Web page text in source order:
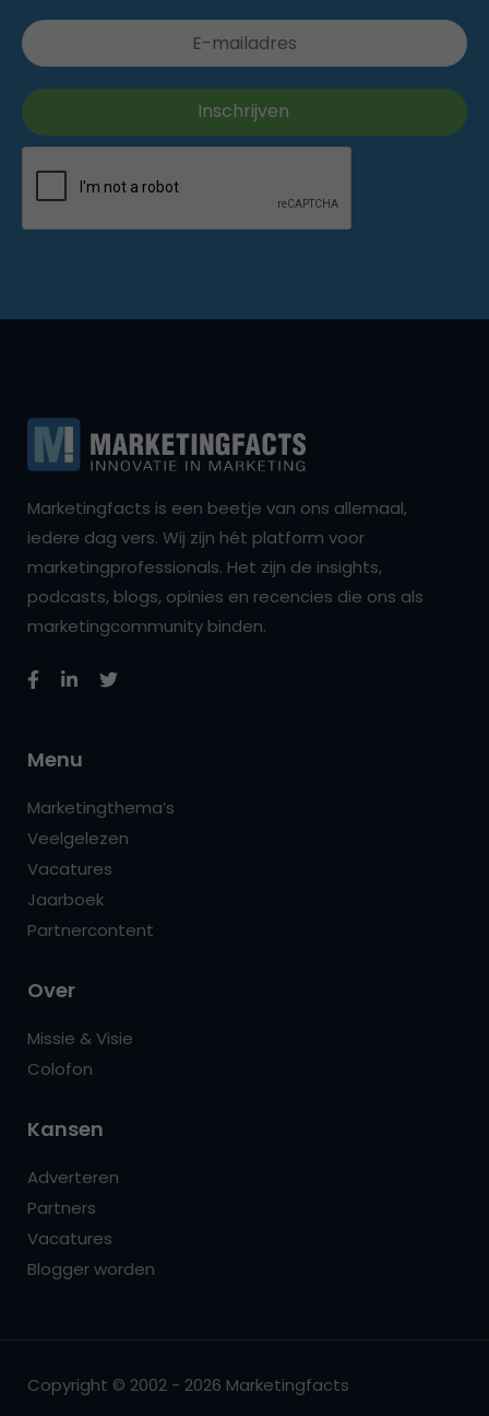
Marketingfacts is een beetje van ons allemaal,
iedere dag vers. Wij zijn hét platform voor
marketingprofessionals. Het zijn de insights,
podcasts, blogs, opinies en recencies die ons als
marketingcommunity binden.
Menu
Marketingthema’s
Veelgelezen
Vacatures
Jaarboek
Partnercontent
Over
Missie & Visie
Colofon
Kansen
Adverteren
Partners
Vacatures
Blogger worden
Copyright © 2002 - 2026 Marketingfacts